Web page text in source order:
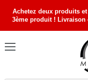
Achetez deux produits
3ème produit ! Livraison